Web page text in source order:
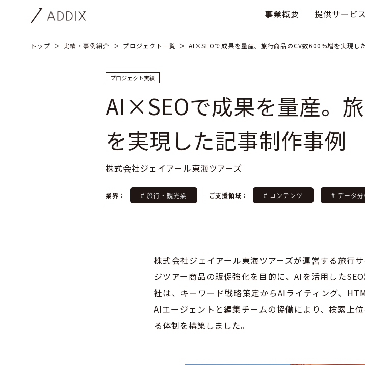
事業概要 提供サービス
トップ 実績・事例紹介 プロジェクト一覧 AI×SEOで成果を量産。旅行商品のCV数600%増を実現し
プロジェクト実績
AI×SEOで成果を量産。
を実現した記事制作事例
株式会社ジェイアール東海ツアーズ
業界： # 旅行・観光業 ご支援領域： # コンテンツ # データ分
株式会社ジェイアール東海ツアーズが運営する旅行
ジツアー商品の販促強化を目的に、AIを活用した
社は、キーワード戦略策定からAIライティング、
AIエージェントと編集チームの協働により、検索上
る体制を構築しました。